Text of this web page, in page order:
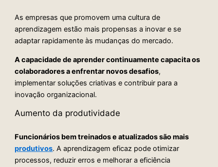
As empresas que promovem uma cultura de
aprendizagem estão mais propensas a inovar e se
adaptar rapidamente às mudanças do mercado.
A capacidade de aprender continuamente capacita os
colaboradores a enfrentar novos desafios,
implementar soluções criativas e contribuir para a
inovação organizacional.
Aumento da produtividade
Funcionários bem treinados e atualizados são mais
produtivos. A aprendizagem eficaz pode otimizar
processos, reduzir erros e melhorar a eficiência